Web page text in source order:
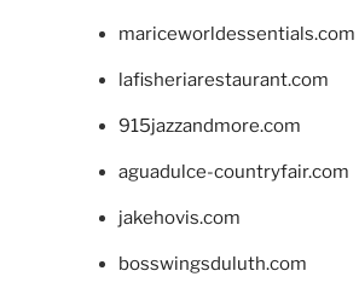
mariceworldessentials.com
lafisheriarestaurant.com
915jazzandmore.com
aguadulce-countryfair.com
jakehovis.com
bosswingsduluth.com